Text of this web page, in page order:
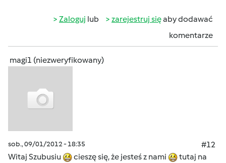
Zaloguj lub zarejestruj sięaby dodawać
komentarze
magi1 (niezweryfikowany)
sob., 09/01/2012 - 18:35
#12
Witaj Szubusiu
cieszę się, że jesteś z nami
tutaj na